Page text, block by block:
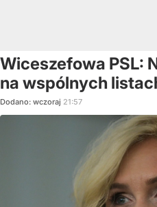
Wiceszefowa PSL:
na wspólnych
Dodano: wczoraj 21:57